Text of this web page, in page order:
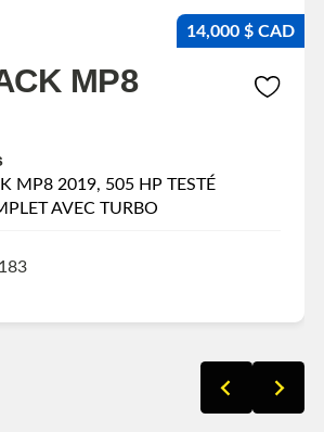
14,000 $ CAD
MP8
MP8 2019, 505 HP TESTÉ
AVEC TURBO